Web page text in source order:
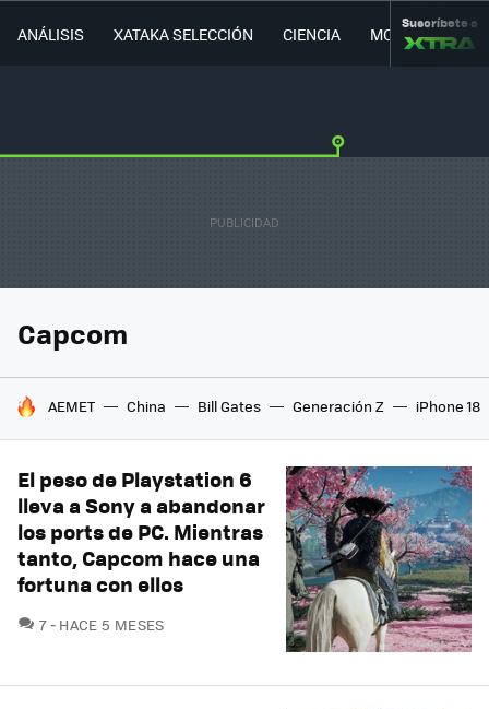
ANÁLISIS XATAKA SELECCIÓN CIENCIA MOVILIDAD
Suscríbete a
Capcom
HOY SE HABLA DE
AEMET China Bill Gates Generación Z iPhone 18
El peso de Playstation 6
lleva a Sony a abandonar
los ports de PC. Mientras
tanto, Capcom hace una
fortuna con ellos
7COMENTARIOS
HACE 5 MESES